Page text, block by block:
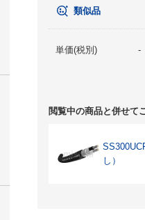
類似品
単価(税別) -
閲覧中の商品と併せて
し）